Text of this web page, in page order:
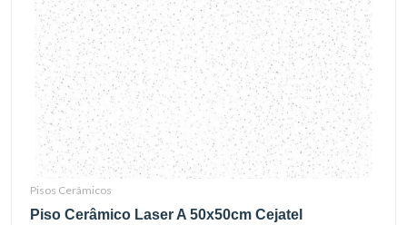
Pisos Cerâmicos
Piso Cerâmico Laser A 50x50cm Cejatel